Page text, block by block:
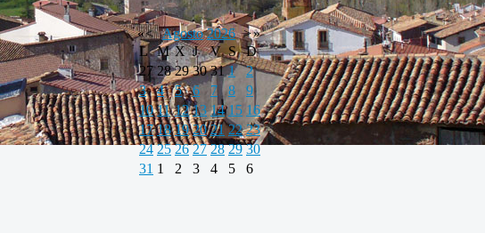
«< Agosto 2026 >»
L M X J V S
D
27 28 29 30 31 1
2
3
4 5 6 7 8
9
10 11 12 13 14 15 16
17 18 19 20 21 22 23
24 25 26 27 28 29 30
31 1 2 3 4 5 6